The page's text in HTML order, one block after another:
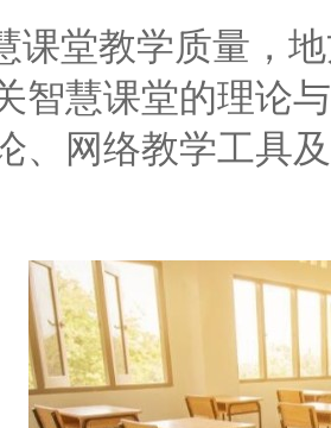
课堂教学质量，
智慧课堂的理论
、网络教学工具